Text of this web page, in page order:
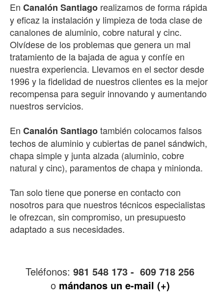
En Canalón Santiago realizamos de forma rápida
y eficaz la instalación y limpieza de toda clase de
canalones de aluminio, cobre natural y cinc.
Olvídese de los problemas que genera un mal
tratamiento de la bajada de agua y confíe en
nuestra experiencia. Llevamos en el sector desde
1996 y la fidelidad de nuestros clientes es la mejor
recompensa para seguir innovando y aumentando
nuestros servicios.
En Canalón Santiagotambién colocamos falsos
techos de aluminio y cubiertas de panel sándwich,
chapa simple y junta alzada (aluminio, cobre
natural y cinc), paramentos de chapa y minionda.
Tan solo tiene que ponerse en contacto con
nosotros para que nuestros técnicos especialistas
le ofrezcan, sin compromiso, un presupuesto
adaptado a sus necesidades.
Teléfonos: 981 548 173 - 609 718 256
o mándanos un e-mail (+)